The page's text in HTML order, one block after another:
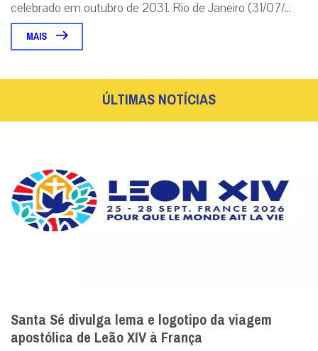
celebrado em outubro de 2031. Rio de Janeiro (31/07/...
MAIS
ÚLTIMAS NOTÍCIAS
Santa Sé divulga lema e logotipo da viagem
apostólica de Leão XIV à França